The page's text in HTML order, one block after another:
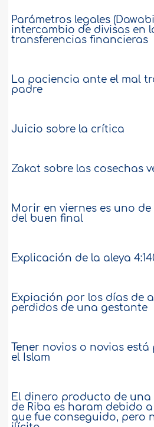
Parámetros legales
intercambio de divisas en
transferencias financieras
La paciencia ante el mal
padre
Juicio sobre la crítica
Zakat sobre las cosechas
Morir en viernes es uno
del buen final
Explicación de la aleya
Expiación por los días de
perdidos de una gestante
Tener novios o novias
el Islam
El dinero producto de
de Riba es haram debido
que fue conseguido, pero